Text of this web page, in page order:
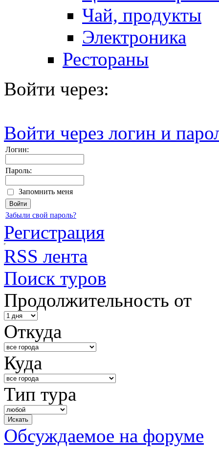
Чай, продукты
Электроника
Рестораны
Войти через:
Войти через логин и
Логин:
Пароль:
Запомнить меня
Забыли свой пароль?
Регистрация
RSS лента
Поиск туров
Продолжительность от
Откуда
Куда
Тип тура
Обсуждаемое на форуме